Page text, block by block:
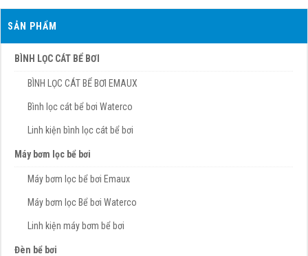
SẢN PHẨM
BÌNH LỌC CÁT BỂ BƠI
BÌNH LỌC CÁT BỂ BƠI EMAUX
Bình lọc cát bể bơi Waterco
Linh kiện bình lọc cát bể bơi
Máy bơm lọc bể bơi
Máy bơm lọc bể bơi Emaux
Máy bơm lọc Bể bơi Waterco
Linh kiện máy bơm bể bơi
Đèn bể bơi